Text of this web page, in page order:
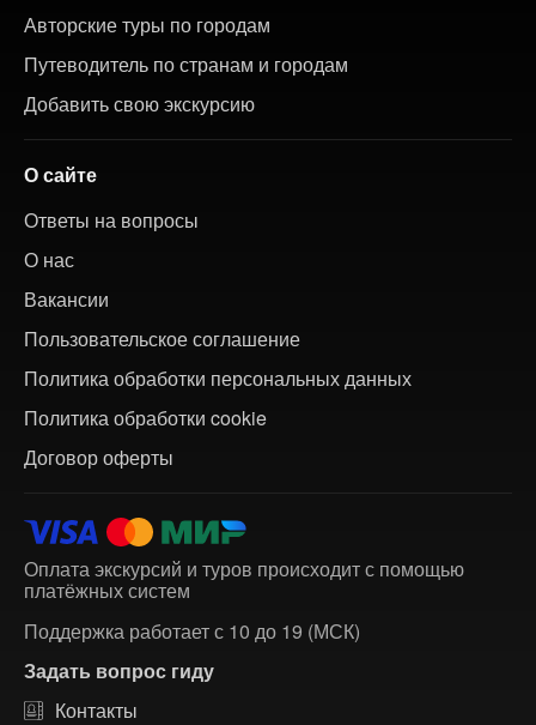
Авторские туры по городам
Путеводитель по странам и городам
Добавить свою экскурсию
О сайте
Ответы на вопросы
О нас
Вакансии
Пользовательское соглашение
Политика обработки персональных данных
Политика обработки cookie
Договор оферты
Оплата экскурсий и туров происходит с помощью
платёжных систем
Поддержка работает с 10 до 19 (МСК)
Задать вопрос гиду
Контакты